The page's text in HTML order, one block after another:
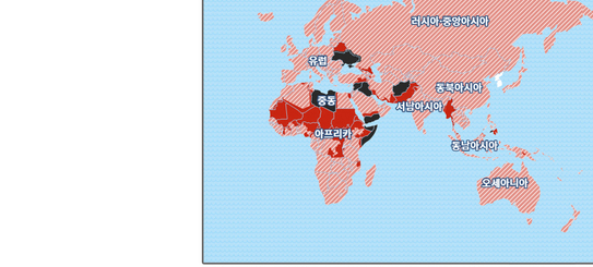
미 사업체 일자리, 7월에 2.3만개 순감하고 그 전 2개월 10.3만개
[속보] 미 사업체, 일자리 7월에 2.3만 개 줄어…실업률은 4.1%로
[속보]이 대통령 "부동산 공급 기존 사고방식 매달리지 말고 과감히
이란, "오만과 '중앙 단일 루트' 합의…북쪽 인바운드·남쪽 아웃바
"낮 기온 소폭 하락"…수도권 폭염중대경보, 폭염경보로 하향
[속보]이 대통령, '호우피해' 안동·의성 관할 4개 면 특별재난지역 선
[단독]중수청 지원 검사들, 정원 초과 시 낮은 계급 임용…희망지 못
낮 최고 37도 찜통더위…곳곳 소나기·강원 많은 비[내일날씨]